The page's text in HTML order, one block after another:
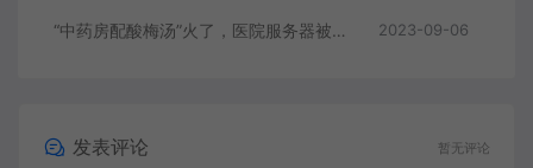
“中药房配酸梅汤”火了，医院服务器被挤爆，网友：更适合中国宝宝体质 2023-09-06
发表评论 暂无评论